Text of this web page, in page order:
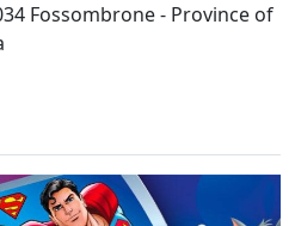
Fossombrone - Province of